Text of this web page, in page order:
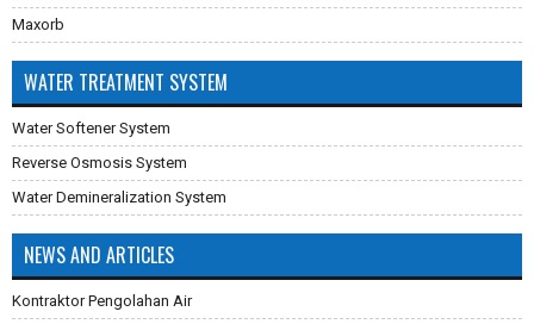
Maxorb
WATER TREATMENT SYSTEM
Water Softener System
Reverse Osmosis System
Water Demineralization System
NEWS AND ARTICLES
Kontraktor Pengolahan Air